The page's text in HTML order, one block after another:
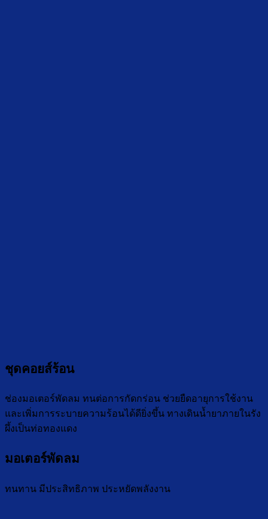
ชุดคอยส์ร้อน
ช่องมอเตอร์พัดลม ทนต่อการกัดกร่อน ช่วยยืดอายุการใช้งาน
และเพิ่มการระบายความร้อนได้ดียิ่งขึ้น ทางเดินน้ำยาภายในรัง
ผึ้งเป็นท่อทองแดง
มอเตอร์พัดลม
ทนทาน มีประสิทธิภาพ ประหยัดพลังงาน